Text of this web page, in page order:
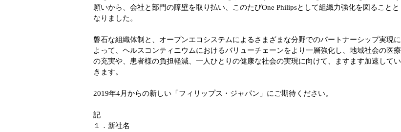
願いから、会社と部門の障壁を取り払い、このたびOne Philipsとして組織力強化を図ることと
なりました。
磐石な組織体制と、オープンエコシステムによるさまざまな分野でのパートナーシップ実現に
よって、ヘルスコンティニウムにおけるバリューチェーンをより一層強化し、地域社会の医療
の充実や、患者様の負担軽減、一人ひとりの健康な社会の実現に向けて、ますます加速してい
きます。
2019年4月からの新しい「フィリップス・ジャパン」にご期待ください。
記
１．新社名